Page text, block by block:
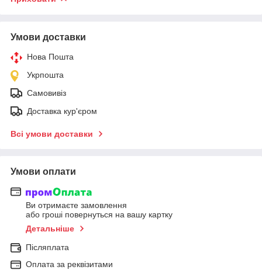
Умови доставки
Нова Пошта
Укрпошта
Самовивіз
Доставка кур'єром
Всі умови доставки
Умови оплати
Ви отримаєте замовлення
або гроші повернуться на вашу картку
Детальніше
Післяплата
Оплата за реквізитами